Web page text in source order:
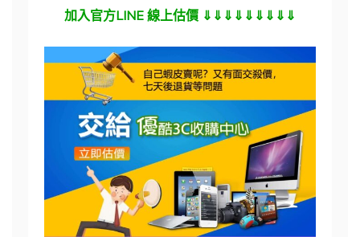
加入官方LINE 線上估價 ⇓⇓⇓⇓⇓⇓⇓⇓⇓